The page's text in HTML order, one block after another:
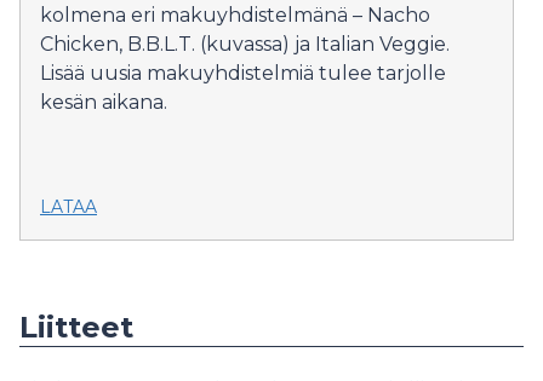
kolmena eri makuyhdistelmänä – Nacho
Chicken, B.B.L.T. (kuvassa) ja Italian Veggie.
Lisää uusia makuyhdistelmiä tulee tarjolle
kesän aikana.
LATAA
Liitteet